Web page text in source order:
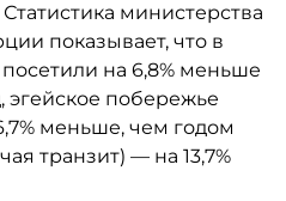
министерства
показывает, что в
на 6,8% меньше
эгейское побережье
меньше, чем годом
транзит) — на 13,7%